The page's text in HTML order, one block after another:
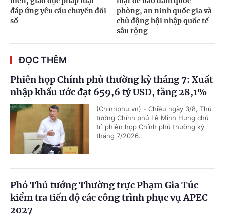
đáp ứng yêu cầu chuyển đổi
số
phòng, an ninh quốc gia và
chủ động hội nhập quốc tế
sâu rộng
ĐỌC THÊM
Phiên họp Chính phủ thường kỳ tháng 7: Xuất
nhập khẩu ước đạt 659,6 tỷ USD, tăng 28,1%
(Chinhphu.vn) - Chiều ngày 3/8, Thủ
tướng Chính phủ Lê Minh Hưng chủ
trì phiên họp Chính phủ thường kỳ
tháng 7/2026.
Phó Thủ tướng Thường trực Phạm Gia Túc
kiểm tra tiến độ các công trình phục vụ APEC
2027